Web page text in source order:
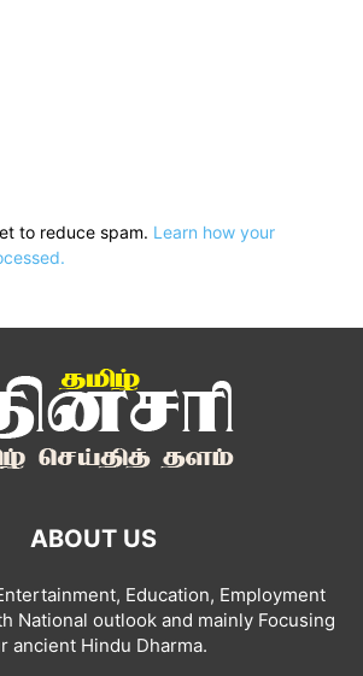
to reduce spam. Learn how your
ABOUT US
Education, Employment
National outlook and mainly Focusing
ancient Hindu Dharma.